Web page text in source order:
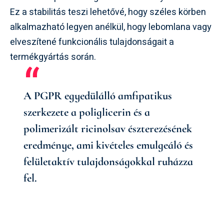
Ez a stabilitás teszi lehetővé, hogy széles körben
alkalmazható legyen anélkül, hogy lebomlana vagy
elveszítené funkcionális tulajdonságait a
termékgyártás során.
A PGPR egyedülálló amfipatikus
szerkezete a poliglicerin és a
polimerizált ricinolsav észterezésének
eredménye, ami kivételes emulgeáló és
felületaktív tulajdonságokkal ruházza
fel.